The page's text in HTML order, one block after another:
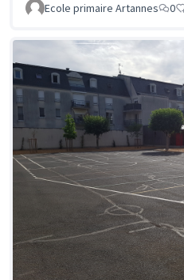
Ecole primaire Artannes
0